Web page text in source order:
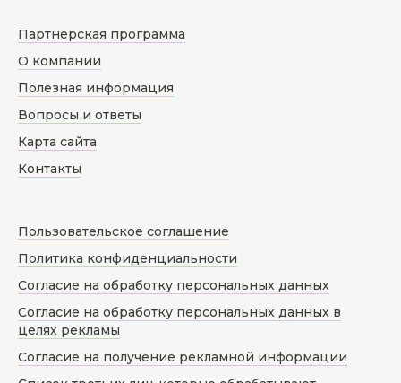
Партнерская программа
О компании
Полезная информация
Вопросы и ответы
Карта сайта
Контакты
Пользовательское соглашение
Политика конфиденциальности
Согласие на обработку персональных данных
Согласие на обработку персональных данных в
целях рекламы
Согласие на получение рекламной информации